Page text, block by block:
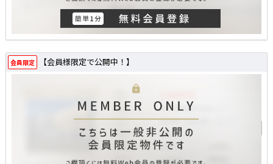
会員限定 【会員様限定で公開中！】